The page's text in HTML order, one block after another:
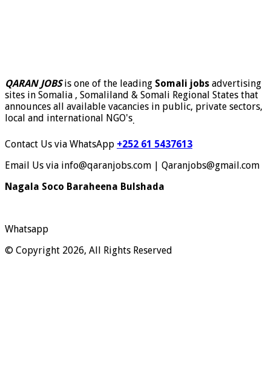
QARAN JOBSis one of the leading Somali jobs advertising
sites in Somalia , Somaliland & Somali Regional States that
announces all available vacancies in public, private sectors,
local and international NGO's.
Contact Us via WhatsApp +252 61 5437613
Email Us via info@qaranjobs.com | Qaranjobs@gmail.com
Nagala Soco Baraheena Bulshada
Whatsapp
© Copyright 2026, All Rights Reserved